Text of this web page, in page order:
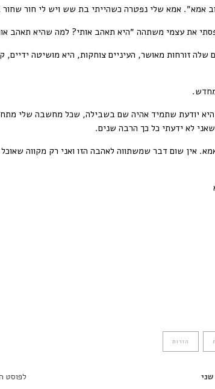
אמא״. אמא שלי נפטרה כשהייתי בת שש ויש לי חור שחור
את עצמי משתהה ״היא תאהב אותי? למה שהיא תאהב
שלה זורחות מאושר, העיניים צוחקות, היא מושיטה ידיים,
היא יודעת שתמיד אהיה שם בשבילה, שכל מחשבה שלי
לא ידעתי כל כך הרבה שנים.
אמא. אין שום דבר שמשתווה לאהבה הזו ואני רק מקווה
הורות
לפוסט